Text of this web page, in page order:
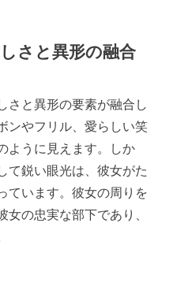
さと異形の融合
さと異形の要素が融合し
ンやフリル、愛らしい笑
ように見えます。しか
て鋭い眼光は、彼女がた
ています。彼女の周りを
の忠実な部下であり、